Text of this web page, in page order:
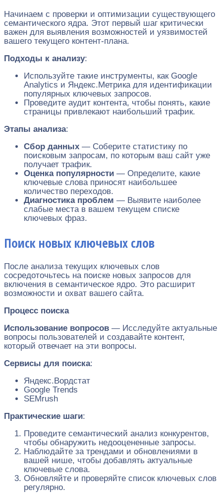
Начинаем с проверки и оптимизации существующего
семантического ядра. Этот первый шаг критически
важен для выявления возможностей и уязвимостей
вашего текущего контент-плана.
Подходы к анализу:
Используйте такие инструменты, как Google
Analytics и Яндекс.Метрика для идентификации
популярных ключевых запросов.
Проведите аудит контента, чтобы понять, какие
страницы привлекают наибольший трафик.
Этапы анализа:
Сбор данных — Соберите статистику по
поисковым запросам, по которым ваш сайт уже
получает трафик.
Оценка популярности — Определите, какие
ключевые слова приносят наибольшее
количество переходов.
Диагностика проблем — Выявите наиболее
слабые места в вашем текущем списке
ключевых фраз.
Поиск новых ключевых слов
После анализа текущих ключевых слов
сосредоточьтесь на поиске новых запросов для
включения в семантическое ядро. Это расширит
возможности и охват вашего сайта.
Процесс поиска
Использование вопросов — Исследуйте актуальные
вопросы пользователей и создавайте контент,
который отвечает на эти вопросы.
Сервисы для поиска:
Яндекс.Вордстат
Google Trends
SEMrush
Практические шаги:
Проведите семантический анализ конкурентов,
чтобы обнаружить недооцененные запросы.
Наблюдайте за трендами и обновлениями в
вашей нише, чтобы добавлять актуальные
ключевые слова.
Обновляйте и проверяйте список ключевых слов
регулярно.